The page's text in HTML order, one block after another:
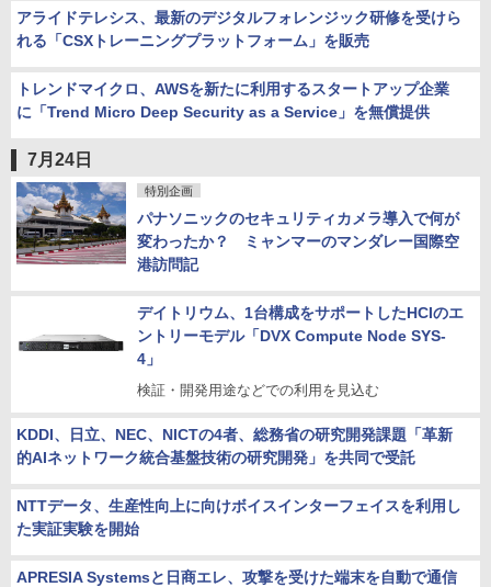
アライドテレシス、最新のデジタルフォレンジック研修を受けら
れる「CSXトレーニングプラットフォーム」を販売
トレンドマイクロ、AWSを新たに利用するスタートアップ企業
に「Trend Micro Deep Security as a Service」を無償提供
7月24日
特別企画
パナソニックのセキュリティカメラ導入で何が
変わったか？ ミャンマーのマンダレー国際空
港訪問記
デイトリウム、1台構成をサポートしたHCIのエ
ントリーモデル「DVX Compute Node SYS-
4」
検証・開発用途などでの利用を見込む
KDDI、日立、NEC、NICTの4者、総務省の研究開発課題「革新
的AIネットワーク統合基盤技術の研究開発」を共同で受託
NTTデータ、生産性向上に向けボイスインターフェイスを利用し
た実証実験を開始
APRESIA Systemsと日商エレ、攻撃を受けた端末を自動で通信